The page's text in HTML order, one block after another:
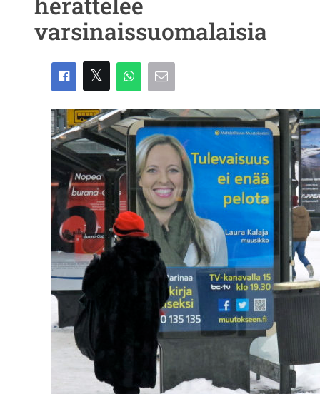
varsinaissuomalaisia